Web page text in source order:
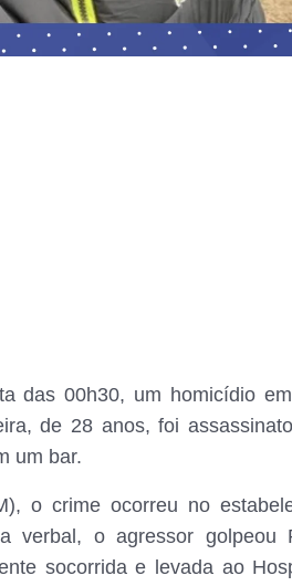
das 00h30, um homicídio
de 28 anos, foi
um bar.
o crime ocorreu no
verbal, o agressor golpeou
socorrida e levada ao